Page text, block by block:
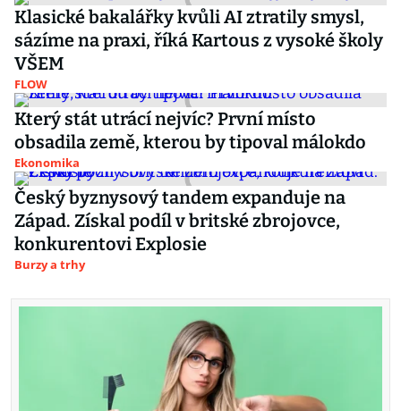
Klasické bakalářky kvůli AI ztratily smysl,
sázíme na praxi, říká Kartous z vysoké školy
VŠEM
FLOW
Který stát utrácí nejvíc? První místo
obsadila země, kterou by tipoval málokdo
Ekonomika
Český byznysový tandem expanduje na
Západ. Získal podíl v britské zbrojovce,
konkurentovi Explosie
Burzy a trhy